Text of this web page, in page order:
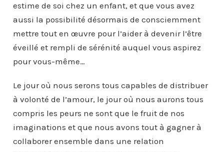
estime de soi chez un enfant, et que vous avez
aussi la possibilité désormais de consciemment
mettre tout en œuvre pour l’aider à devenir l’être
éveillé et rempli de sérénité auquel vous aspirez
pour vous-même…
Le jour où nous serons tous capables de distribuer
à volonté de l’amour, le jour où nous aurons tous
compris les peurs ne sont que le fruit de nos
imaginations et que nous avons tout à gagner à
collaborer ensemble dans une relation